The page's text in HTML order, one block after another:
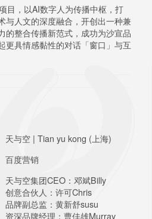
目，以AI数字人为传播中枢，打
与人文的深度融合，开创出一种兼
的整合传播新范式，成功为沙宣品
更具情感黏性的对话「窗口」与互
天与空 | Tian yu kong (上海)
百度营销
天与空集团CEO：邓斌Billy
创意合伙人：许可Chris
品牌副总监：黄新舒susu
资深品牌经理：曹佳雄Murray